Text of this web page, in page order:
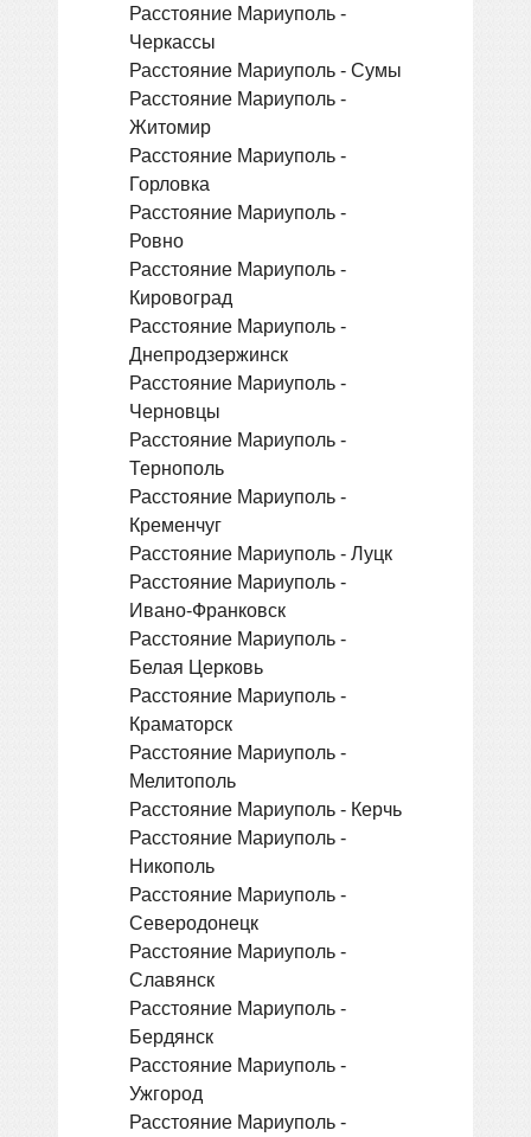
Расстояние Мариуполь -
Черкассы
Расстояние Мариуполь - Сумы
Расстояние Мариуполь -
Житомир
Расстояние Мариуполь -
Горловка
Расстояние Мариуполь -
Ровно
Расстояние Мариуполь -
Кировоград
Расстояние Мариуполь -
Днепродзержинск
Расстояние Мариуполь -
Черновцы
Расстояние Мариуполь -
Тернополь
Расстояние Мариуполь -
Кременчуг
Расстояние Мариуполь - Луцк
Расстояние Мариуполь -
Ивано-Франковск
Расстояние Мариуполь -
Белая Церковь
Расстояние Мариуполь -
Краматорск
Расстояние Мариуполь -
Мелитополь
Расстояние Мариуполь - Керчь
Расстояние Мариуполь -
Никополь
Расстояние Мариуполь -
Северодонецк
Расстояние Мариуполь -
Славянск
Расстояние Мариуполь -
Бердянск
Расстояние Мариуполь -
Ужгород
Расстояние Мариуполь -